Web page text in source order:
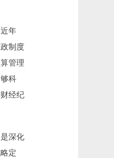
年
制度
管理
科
经纪
深化
定